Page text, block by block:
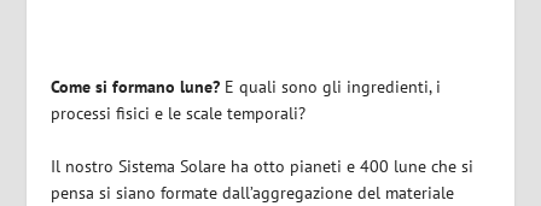
Come si formano lune? E quali sono gli ingredienti, i
processi fisici e le scale temporali?
Il nostro Sistema Solare ha otto pianeti e 400 lune che si
pensa si siano formate dall’aggregazione del materiale